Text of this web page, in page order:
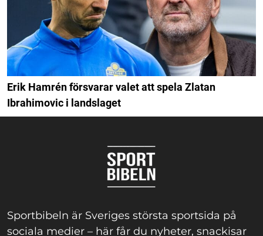
Erik Hamrén försvarar valet att spela Zlatan
Ibrahimovic i landslaget
Sportbibeln är Sveriges största sportsida på
sociala medier – här får du nyheter, snackisar